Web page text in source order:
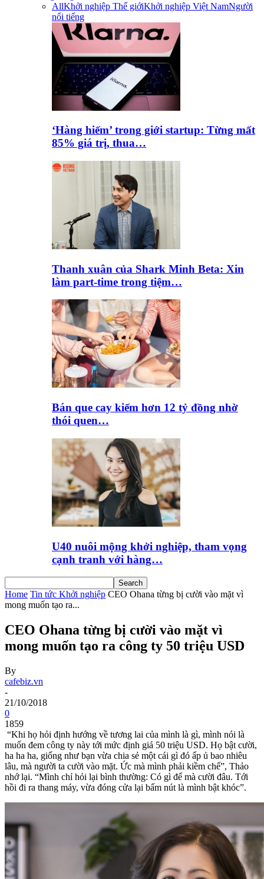
AllKhởi nghiệp Thế giớiKhởi nghiệp Việt NamNgười
nổi tiếng
‘Hàng hiếm’ trong giới startup: Từng mất
85% giá trị, thua…
Thanh xuân của Shark Minh Beta: Xin
làm part-time trong tiệm…
Bán que cay kiếm hơn 12 tỷ đồng nhờ
thói quen…
U40 nuôi mộng khởi nghiệp, tham vọng
cạnh tranh với hàng…
Home Tin tức Khởi nghiệp CEO Ohana từng bị cười vào mặt vì
mong muốn tạo ra...
CEO Ohana từng bị cười vào mặt vì
mong muốn tạo ra công ty 50 triệu USD
By
cafebiz.vn
-
21/10/2018
0
1859
“Khi họ hỏi định hướng về tương lai của mình là gì, mình nói là
muốn đem công ty này tới mức định giá 50 triệu USD. Họ bật cười,
ha ha ha, giống như bạn vừa chia sẻ một cái gì đó ấp ủ bao nhiêu
lâu, mà người ta cười vào mặt. Ức mà mình phải kiềm chế”, Thảo
nhớ lại. “Mình chỉ hỏi lại bình thường: Có gì để mà cười đâu. Tới
hồi đi ra thang máy, vừa đóng cửa lại bấm nút là mình bật khóc”.